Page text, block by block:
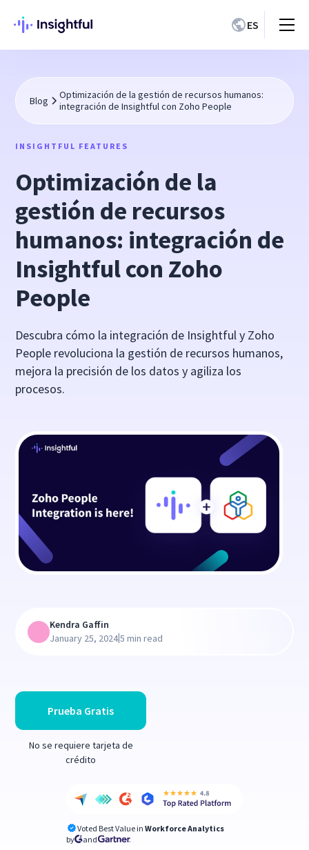
ES
Blog
Optimización de la gestión de recursos humanos:
integración de Insightful con Zoho People
INSIGHTFUL FEATURES
Optimización de la
gestión de recursos
humanos: integración de
Insightful con Zoho
People
Descubra cómo la integración de Insightful y Zoho
People revoluciona la gestión de recursos humanos,
mejora la precisión de los datos y agiliza los
procesos.
Prueba Gratis
No se requiere tarjeta de
crédito
Voted Best Value in Workforce Analytics
by
and
Kendra Gaffin
January 25, 2024|5 min read